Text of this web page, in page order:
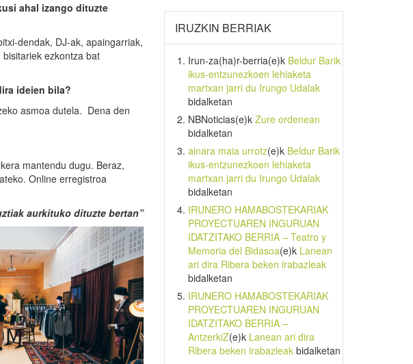
ahal izango dituzte
dendak, DJ-ak, apaingarriak,
ezkontza bat
ideien bila?
asmoa dutela. Dena den
mantendu dugu. Beraz,
Online erregistroa
aurkituko dituzte bertan”
IRUZKIN BERRIAK
Irun-za(ha)r-berria(e)k Beldur Barik
ikus-entzunezkoen lehiaketa
martxan jarri du Irungo Udalak
bidalketan
NBNoticias(e)k Zure ordenean
bidalketan
ainara maia urrotz(e)k Beldur Barik
ikus-entzunezkoen lehiaketa
martxan jarri du Irungo Udalak
bidalketan
IRUNERO HAMABOSTEKARIAK
PROYECTUAREN INGURUAN
IDATZITAKO BERRIA – Teatro y
Memoria del Bidasoa(e)k Lanean
ari dira Ribera beken irabazleak
bidalketan
IRUNERO HAMABOSTEKARIAK
PROYECTUAREN INGURUAN
IDATZITAKO BERRIA –
AntzerkiZ(e)k Lanean ari dira
Ribera beken irabazleakbidalketan